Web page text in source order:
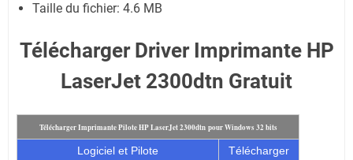
Taille du fichier: 4.6 MB
Télécharger Driver Imprimante HP
LaserJet 2300dtn Gratuit
Télécharger Imprimante Pilote HP LaserJet 2300dtn pour Windows 32 bits
Logiciel et Pilote
Télécharger